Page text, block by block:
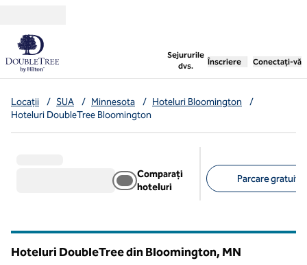
Sejururile
dvs.
, deschide o filă nouă
Înscriere Conectați-vă
Locații / SUA / Minnesota / Hoteluri Bloomington
/
Hoteluri DoubleTree Bloomington
Comparați
hoteluri
Parcare gratuită
Hoteluri DoubleTree din Bloomington, MN